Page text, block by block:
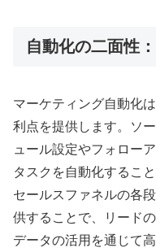
自動化の二面性
マーケティング自動化
利点を提供します。ソ
ュール設定やフォロー
タスクを自動化するこ
セールスファネルの各
供することで、リード
データの活用を通じて